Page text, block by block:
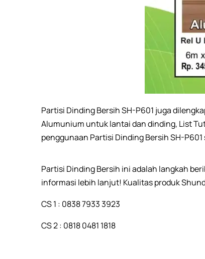
Partisi Dinding Bersih SH-P601 juga
Alumunium untuk lantai dan dinding, List
penggunaan Partisi Dinding Bersih SH-
Partisi Dinding Bersih ini adalah langkah
informasi lebih lanjut! Kualitas produk
CS 1 : 0838 7933 3923
CS 2 : 0818 0481 1818